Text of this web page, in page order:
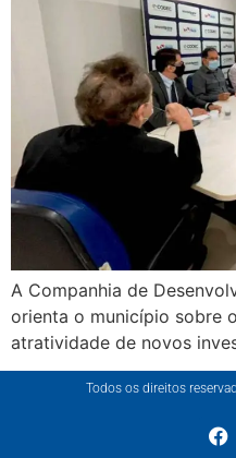
A Companhia de
orienta o município sobre
atratividade de novos
Todos os direitos